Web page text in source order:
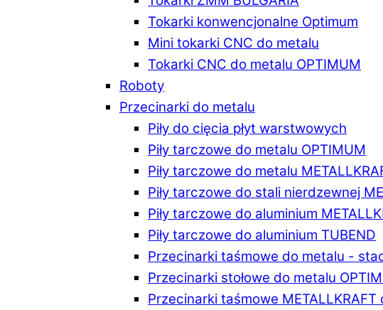
Tokarki konwencjonalne Optimum
Mini tokarki CNC do metalu
Tokarki CNC do metalu OPTIMUM
Roboty
Przecinarki do metalu
Piły do cięcia płyt warstwowych
Piły tarczowe do metalu OPTIMUM
Piły tarczowe do metalu
Piły tarczowe do stali nierdzewnej
Piły tarczowe do aluminium
Piły tarczowe do aluminium TUBEND
Przecinarki taśmowe do metalu -
Przecinarki stołowe do metalu
Przecinarki taśmowe METALLKRAFT